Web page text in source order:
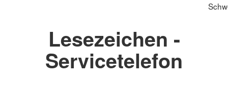
Lesezeichen -
Servicetelefon